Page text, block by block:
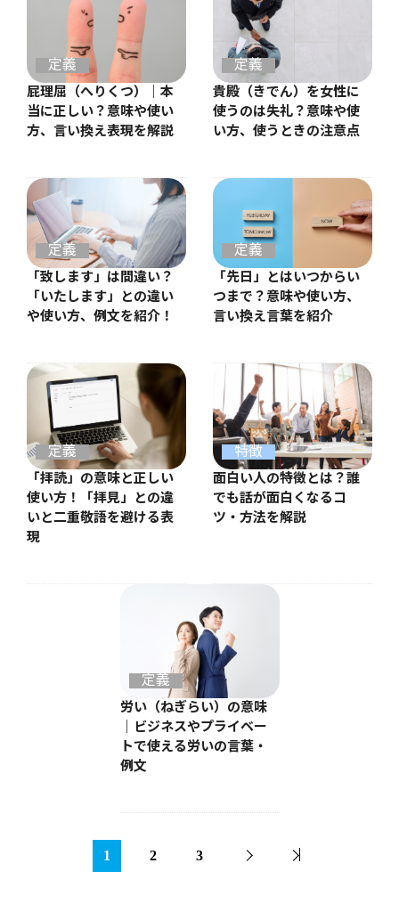
定義
屁理屈（へりくつ）｜本
当に正しい？意味や使い
方、言い換え表現を解説
定義
貴殿（きでん）を女性に
使うのは失礼？意味や使
い方、使うときの注意点
定義
「致します」は間違い？
「いたします」との違い
や使い方、例文を紹介！
定義
「先日」とはいつからい
つまで？意味や使い方、
言い換え言葉を紹介
定義
「拝読」の意味と正しい
使い方！「拝見」との違
いと二重敬語を避ける表
現
特徴
面白い人の特徴とは？誰
でも話が面白くなるコ
ツ・方法を解説
定義
労い（ねぎらい）の意味
｜ビジネスやプライベー
トで使える労いの言葉・
例文
1 2 3